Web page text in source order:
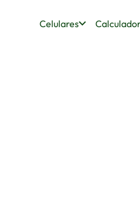
Celulares